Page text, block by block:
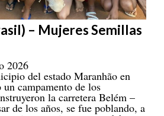
– Mujeres Semillas
del estado Maranhão en
campamento de los
la carretera Belém –
de los años, se fue poblando, a
negativas que se daban